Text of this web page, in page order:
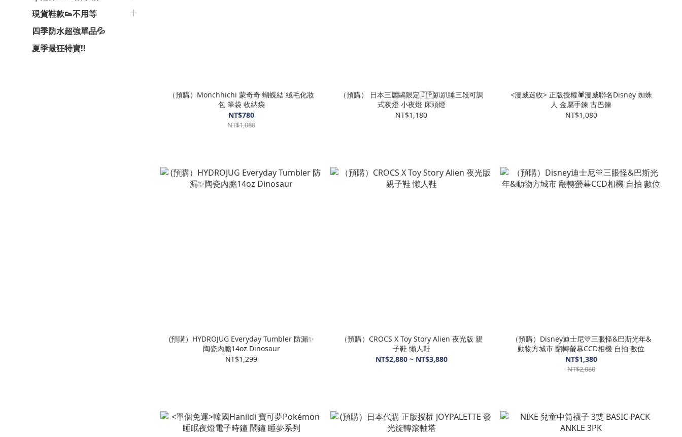
現貨鞋款👟不用等
四季防水超強單品💦
夏季最狂特賣!!
（預購）Monchhichi 蒙奇奇 蝴蝶結 絨毛化妝
包 筆袋 收納袋
NT$780
NT$1,080
（預購） 日本三麗鷗限定🇯🇵趴趴睡三段可調
式夜燈 小夜燈 床頭燈
NT$1,180
<漫威迷收> 正版授權🕷️漫威聯名Disney 蜘蛛
人 金屬手鍊 古巴鍊
NT$1,080
(預購）HYDROJUG Everyday Tumbler 防漏✨
陶瓷內膽14oz Dinosaur
NT$1,299
（預購）CROCS X Toy Story Alien 夜光版 親
子鞋 懶人鞋
NT$2,880 ~ NT$3,880
（預購）Disney迪士尼💛三眼怪&巴斯光年&
動物方城市 翻轉螢幕CCD相機 自拍 數位
NT$1,380
NT$2,080